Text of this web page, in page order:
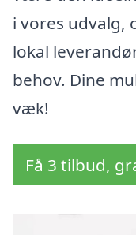
i vores udvalg,
lokal
behov. Dine
væk!
Få 3 tilbud,